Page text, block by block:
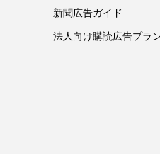
新聞広告ガイド
法人向け購読広告プラ